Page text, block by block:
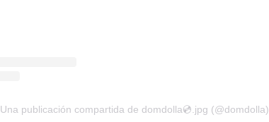
Una publicación compartida de domdolla💿.jpg (@domdolla)